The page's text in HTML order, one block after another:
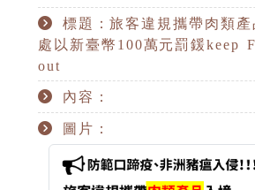
標題：旅客違規攜帶肉類
處以新臺幣100萬元罰鍰keep
out
內容：
圖片：